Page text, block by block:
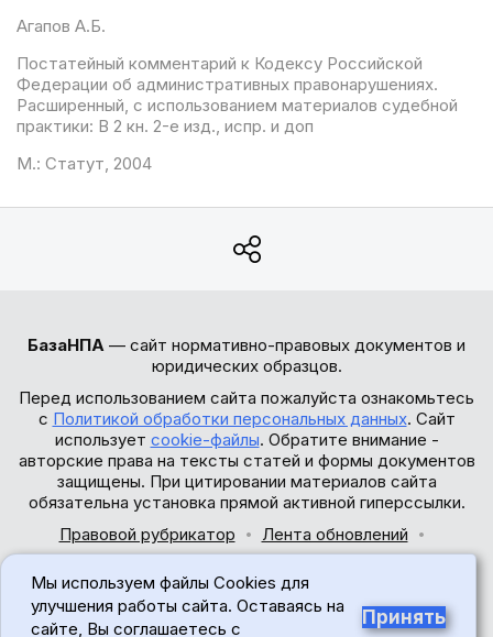
Агапов А.Б.
Постатейный комментарий к Кодексу Российской
Федерации об административных правонарушениях.
Расширенный, с использованием материалов судебной
практики: В 2 кн. 2-е изд., испр. и доп
М.: Статут, 2004
БазаНПА — сайт нормативно-правовых документов и
юридических образцов.
Перед использованием сайта пожалуйста ознакомьтесь
с Политикой обработки персональных данных. Сайт
использует cookie-файлы. Обратите внимание -
авторские права на тексты статей и формы документов
защищены. При цитировании материалов сайта
обязательна установка прямой активной гиперссылки.
Правовой рубрикатор
Лента обновлений
© 2017-2026
Мы используем файлы Cookies для
улучшения работы сайта. Оставаясь на
сайте, Вы соглашаетесь с
Принять